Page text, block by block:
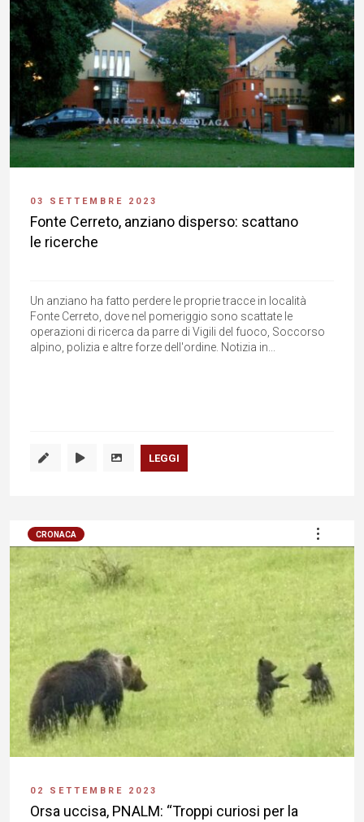
03 SETTEMBRE 2023
Fonte Cerreto, anziano disperso: scattano
le ricerche
Un anziano ha fatto perdere le proprie tracce in località
Fonte Cerreto, dove nel pomeriggio sono scattate le
operazioni di ricerca da parre di Vigili del fuoco, Soccorso
alpino, polizia e altre forze dell'ordine. Notizia in...
LEGGI
CRONACA
02 SETTEMBRE 2023
Orsa uccisa, PNALM: “Troppi curiosi per la